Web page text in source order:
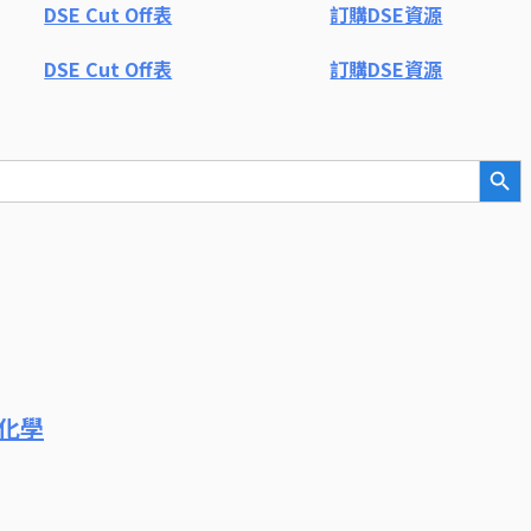
DSE Cut Off表
訂購DSE資源
DSE Cut Off表
訂購DSE資源
Search
學